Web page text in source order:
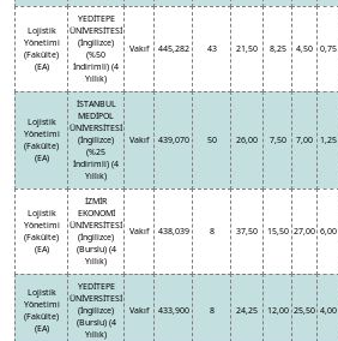
Lojistik
Yönetimi
(Fakülte)
(EA)
YEDİTEPE
ÜNİVERSİTESİ
(İngilizce)
(%50
İndirimli) (4
Yıllık)
Vakıf 445,282 43 21,50 8,25 4,50 0,75
Lojistik
Yönetimi
(Fakülte)
(EA)
İSTANBUL
MEDİPOL
ÜNİVERSİTESİ
(İngilizce)
(%25
İndirimli) (4
Yıllık)
Vakıf 439,070 50 26,00 7,50 7,00 1,25
Lojistik
Yönetimi
(Fakülte)
(EA)
İZMİR
EKONOMİ
ÜNİVERSİTESİ
(İngilizce)
(Burslu) (4
Yıllık)
Vakıf 438,039 8 37,50 15,50 27,00 6,00
Lojistik
Yönetimi
(Fakülte)
(EA)
YEDİTEPE
ÜNİVERSİTESİ
(İngilizce)
(Burslu) (4
Yıllık)
Vakıf 433,900 8 24,25 12,00 25,50 4,00